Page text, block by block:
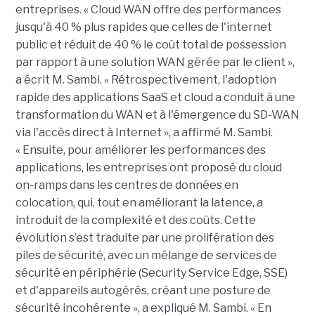
entreprises. « Cloud WAN offre des performances
jusqu'à 40 % plus rapides que celles de l'internet
public et réduit de 40 % le coût total de possession
par rapport à une solution WAN gérée par le client »,
a écrit M. Sambi. « Rétrospectivement, l'adoption
rapide des applications SaaS et cloud a conduit à une
transformation du WAN et à l'émergence du SD-WAN
via l'accès direct à Internet », a affirmé M. Sambi.
« Ensuite, pour améliorer les performances des
applications, les entreprises ont proposé du cloud
on-ramps dans les centres de données en
colocation, qui, tout en améliorant la latence, a
introduit de la complexité et des coûts. Cette
évolution s’est traduite par une prolifération des
piles de sécurité, avec un mélange de services de
sécurité en périphérie (Security Service Edge, SSE)
et d'appareils autogérés, créant une posture de
sécurité incohérente », a expliqué M. Sambi. « En